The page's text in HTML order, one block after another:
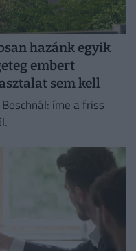
hazánk egyik
embert
sem kell
íme a friss